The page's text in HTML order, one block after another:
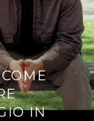
IN